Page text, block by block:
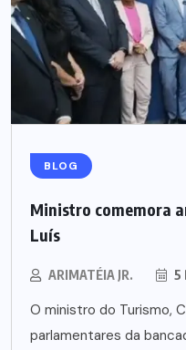
BLOG
Ministro comemora
Luís
ARIMATÉIA JR. 5
O ministro do Turismo,
parlamentares da